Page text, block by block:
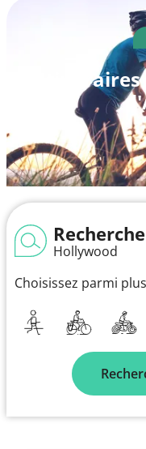
Hollywood
Choisissez parmi